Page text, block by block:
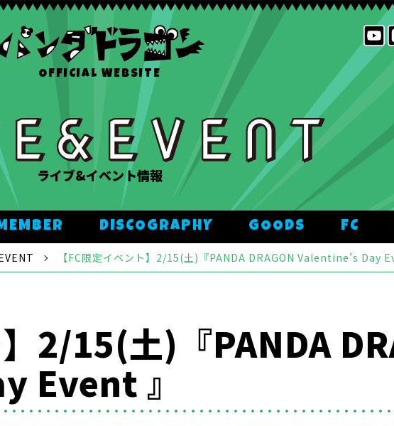
OFFICIAL WEBSITE
ライブ&イベント情報
DISCOGRAPHY GOODS FC
【FC限定イベント】2/15(土)『PANDA DRAGON Valentine’s Day
】2/15(土)『PANDA
Event 』